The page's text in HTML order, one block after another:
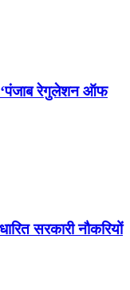
‘पंजाब रेगुलेशन ऑफ
सरकारी नौकरियों